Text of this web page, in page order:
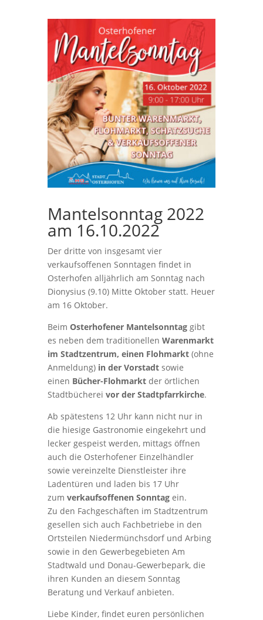
Mantelsonntag 2022
am 16.10.2022
Der dritte von insgesamt vier
verkaufsoffenen Sonntagen findet in
Osterhofen alljährlich am Sonntag nach
Dionysius (9.10) Mitte Oktober statt. Heuer
am 16 Oktober.
Beim Osterhofener Mantelsonntag gibt
es neben dem traditionellen Warenmarkt
im Stadtzentrum, einen Flohmarkt (ohne
Anmeldung) in der Vorstadt sowie
einen Bücher-Flohmarkt der örtlichen
Stadtbücherei vor der Stadtpfarrkirche.
Ab spätestens 12 Uhr kann nicht nur in
die hiesige Gastronomie eingekehrt und
lecker gespeist werden, mittags öffnen
auch die Osterhofener Einzelhändler
sowie vereinzelte Dienstleister ihre
Ladentüren und laden bis 17 Uhr
zum verkaufsoffenen Sonntag ein.
Zu den Fachgeschäften im Stadtzentrum
gesellen sich auch Fachbetriebe in den
Ortsteilen Niedermünchsdorf und Arbing
sowie in den Gewerbegebieten Am
Stadtwald und Donau-Gewerbepark, die
ihren Kunden an diesem Sonntag
Beratung und Verkauf anbieten.
Liebe Kinder, findet euren persönlichen